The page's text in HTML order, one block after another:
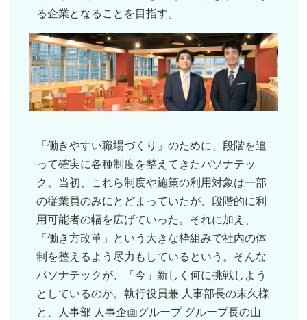
る企業となることを目指す。
「働きやすい職場づくり」のために、段階を追
って確実に各種制度を整えてきたパソナテッ
ク。当初、これら制度や施策の利用対象は一部
の従業員のみにとどまっていたが、段階的に利
用可能者の幅を広げていった。それに加え、
「働き方改革」という大きな枠組みで社内の体
制を整えるよう尽力もしているという。そんな
パソナテックが、「今」新しく何に挑戦しよう
としているのか。執行役員兼 人事部長の末久様
と、人事部 人事企画グループ グループ長の山